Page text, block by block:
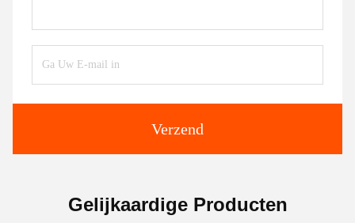
Verzend
Gelijkaardige Producten